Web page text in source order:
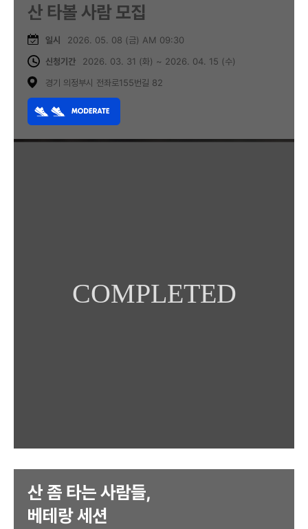
산 타볼 사람 모집
일시
2026. 05. 08 (금) AM 09:30
신청기간
2026. 03. 31 (화) ~ 2026. 04. 15 (수)
경기 의정부시 전좌로155번길 82
산 좀 타는 사람들,
베테랑 세션